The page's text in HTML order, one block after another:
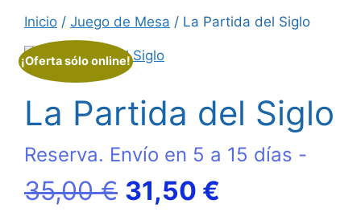
Inicio / Juego de Mesa / La Partida del Siglo
¡Oferta sólo online!
La Partida del Siglo
Reserva. Envío en 5 a 15 días -
35,00€ El
31,50 €